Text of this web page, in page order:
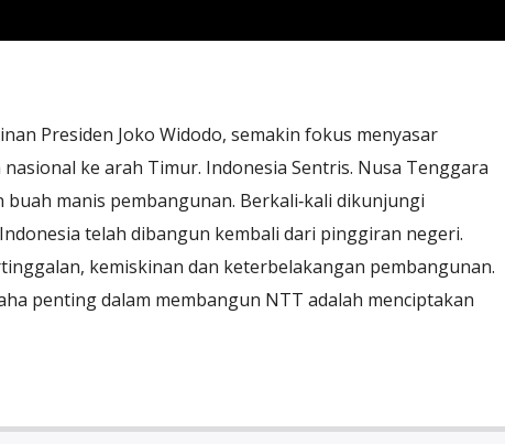
Presiden Joko Widodo, semakin fokus menyasar
ke arah Timur. Indonesia Sentris. Nusa Tenggara
manis pembangunan. Berkali‐kali dikunjungi
telah dibangun kembali dari pinggiran negeri.
kemiskinan dan keterbelakangan pembangunan.
penting dalam membangun NTT adalah menciptakan